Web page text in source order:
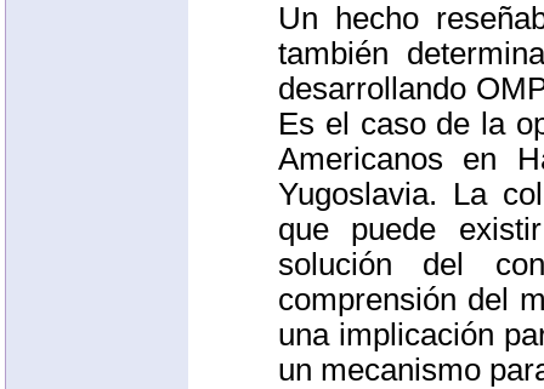
Un hecho
también
desarrollando OMP
Es el caso de la
Americanos en
Yugoslavia. La
que puede
solución del
comprensión del
una implicación
un mecanismo